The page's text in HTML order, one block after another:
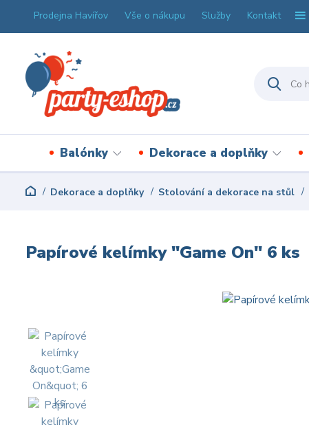
Prodejna Havířov Vše o nákupu Služby Kontakt
Balónky Dekorace a doplňky
Dekorace a doplňky Stolování a dekorace na stůl
Papírové kelímky "Game On" 6 ks